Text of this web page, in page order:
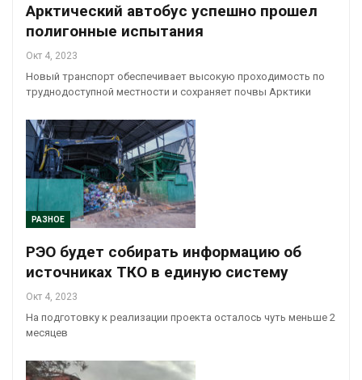
Арктический автобус успешно прошел
полигонные испытания
Окт 4, 2023
Новый транспорт обеспечивает высокую проходимость по
труднодоступной местности и сохраняет почвы Арктики
РАЗНОЕ
РЭО будет собирать информацию об
источниках ТКО в единую систему
Окт 4, 2023
На подготовку к реализации проекта осталось чуть меньше 2
месяцев